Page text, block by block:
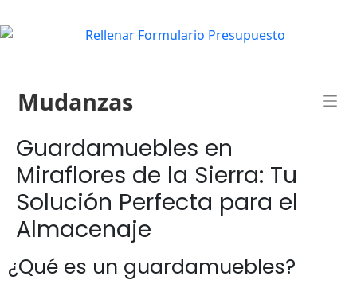
Mudanzas
Guardamuebles en
Miraflores de la Sierra: Tu
Solución Perfecta para el
Almacenaje
¿Qué es un guardamuebles?